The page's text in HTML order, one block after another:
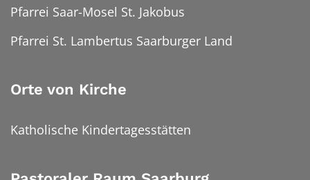
Pfarrei Saar-Mosel St. Jakobus
Pfarrei St. Lambertus Saarburger Land
Orte von Kirche
Katholische Kindertagesstätten